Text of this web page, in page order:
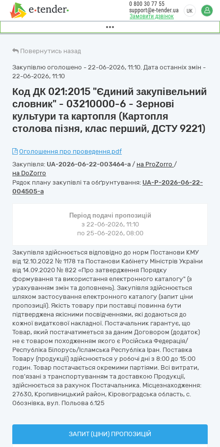
Замовити дзвінок
0 800 30 77 55
support@e-tender.ua
UK
Повернутись назад
Закупівлю оголошено - 22-06-2026, 11:10. Дата останніх змін -
22-06-2026, 11:10
Код ДК 021:2015 "Єдиний закупівельний
словник" - 03210000-6 - Зернові
культури та картопля (Картопля
столова пізня, клас перший, ДСТУ 9221)
Оголошення про проведення.pdf
Закупівля: UA-2026-06-22-003464-a / на ProZorro /
на DoZorro
Рядок плану закупівлі та обґрунтування: UA-P-2026-06-22-
004505-a
Період подачі пропозицій
з 22-06-2026, 11:10
по 25-06-2026, 08:00
Закупівля здійснюється відповідно до норм Постанови КМУ
від 12.10.2022 № 1178 та Постанови Кабінету Міністрів України
від 14.09.2020 № 822 «Про затвердження Порядку
формування та використання електронного каталогу" (з
урахуванням змін та доповнень). Закупівля здійснюється
шляхом застосування електронного каталогу (запит ціни
пропозиції). Якість товару при поставці повинна бути
підтверджена якісними посвідченнями, які додаються до
кожної видаткової накладної. Постачальник гарантує, що
Товар, який постачатиметься за даним Договором (додаток)
не є товаром походженням якого є Російська Федерація/
Республіка Білорусь/Ісламська Республіка Іран. Поставка
Товару (продукції) здійснюється у робочі дні з 8:00 до 15:00
годин. Товар постачається окремими партіями. Всі витрати,
пов'язані з транспортуванням та доставкою Продукції,
здійснюється за рахунок Постачальника. Місцезнаходження:
27630, Кропивницький район, Кіровоградська область, с.
Обознівка, вул. Польова б.125
ЗАПИТ (ЦІНИ) ПРОПОЗИЦІЙ